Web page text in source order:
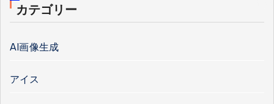
カテゴリー
AI画像生成
アイス